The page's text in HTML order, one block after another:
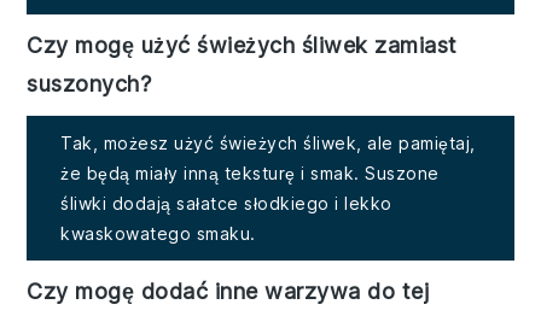
Czy mogę użyć świeżych śliwek zamiast
suszonych?
Tak, możesz użyć świeżych śliwek, ale pamiętaj,
że będą miały inną teksturę i smak. Suszone
śliwki dodają sałatce słodkiego i lekko
kwaskowatego smaku.
Czy mogę dodać inne warzywa do tej